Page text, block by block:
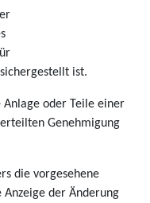
ist.
oder Teile einer
Genehmigung
die vorgesehene
der Änderung